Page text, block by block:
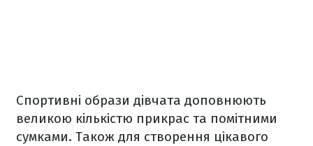
Спортивні образи дівчата доповнюють
великою кількістю прикрас та помітними
сумками. Також для створення цікавого